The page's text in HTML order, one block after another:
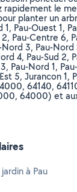
rapidement le
planter un
1, Pau-Ouest 1,
2, Pau-Centre 6,
3, Pau-
4, Pau-Sud 2,
Pau-Nord 1,
5, Jurancon 1,
64140,
64000) et
à Pau